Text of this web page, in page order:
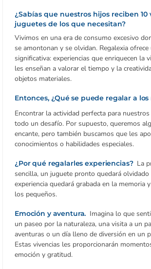
¿Sabías que nuestros hijos reciben 10
juguetes de los que necesitan?
Vivimos en una era de consumo excesivo
se amontonan y se olvidan. Regalexia
significativa: experiencias que enriquecen la
les enseñan a valorar el tiempo y la
objetos materiales.
Entonces, ¿Qué se puede regalar a los
Encontrar la actividad perfecta para
todo un desafío. Por supuesto, queremos
encante, pero también buscamos que les
conocimientos o habilidades especiales.
¿Por qué regalarles experiencias? La
sencilla, un juguete pronto quedará
experiencia quedará grabada en la memoria
los pequeños.
Emoción y aventura. Imagina lo que
un paseo por la naturaleza, una visita a un
aventuras o un día lleno de diversión en un
Estas vivencias les proporcionarán
emoción y gratitud.